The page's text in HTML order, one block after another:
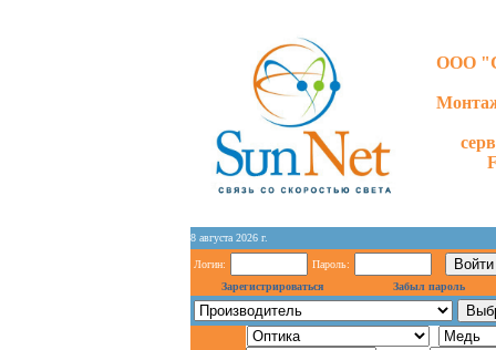
ООО
8 августа 2026 г.
Логин:
Пароль:
Зарегистрироваться
Забыл пароль